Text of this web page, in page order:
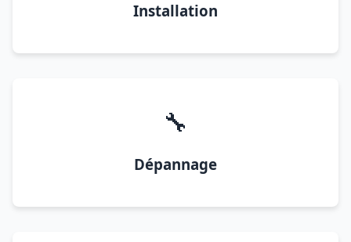
Installation
🔧
Dépannage